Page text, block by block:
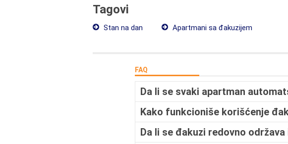
Tagovi
Stan na dan Apartmani sa đakuzijem
FAQ
Da li se svaki apartman
Kako funkcioniše korišćenje
Da li se đakuzi redovno